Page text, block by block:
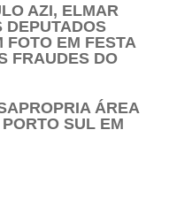
AZI, ELMAR
DEPUTADOS
FOTO EM FESTA
FRAUDES DO
ÁREA
SUL EM